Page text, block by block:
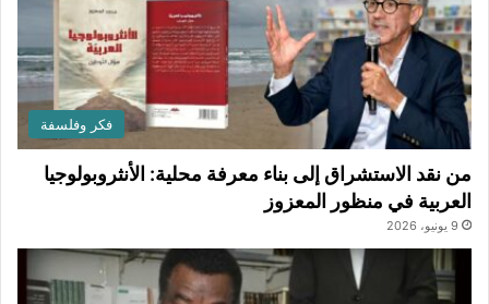
فكر وفلسفة
من نقد الاستشراق إلى بناء معرفة محلية: الأنثروبولوجيا
العربية في منظور المعزوز
9 يونيو، 2026